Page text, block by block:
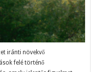
iránti növekvő
felé történő